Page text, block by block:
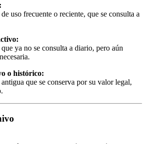
uso frecuente o reciente, que se consulta a
ya no se consulta a diario, pero aún
o histórico:
que se conserva por su valor legal,